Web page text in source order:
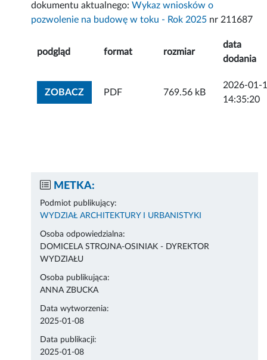
dokumentu aktualnego:Wykaz wniosków o
pozwolenie na budowę w toku - Rok 2025 nr 211687
podgląd format rozmiar
data
dodania
ZOBACZZOBACZ ZAŁĄCZNIK
PDF 769.56 kB
2026-01-
14:35:20
METKA:
Podmiot publikujący:
WYDZIAŁ ARCHITEKTURY I URBANISTYKI
Osoba odpowiedzialna:
DOMICELA STROJNA-OSINIAK - DYREKTOR
WYDZIAŁU
Osoba publikująca:
ANNA ZBUCKA
Data wytworzenia:
2025-01-08
Data publikacji:
2025-01-08